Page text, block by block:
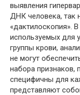
выявления
ДНК человека, так
«дактилоскопия».
используемых для
группы крови,
не могут
набора признаков,
специфичны для
представляют